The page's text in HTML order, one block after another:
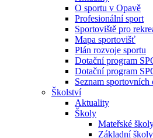
O sportu v Opavě
Profesionální sport
Sportoviště pro
Mapa sportovišť
Plán rozvoje sportu
Dotační program
Dotační program
Seznam sportovních
Školství
Aktuality
Školy
Mateřské
Základní školy